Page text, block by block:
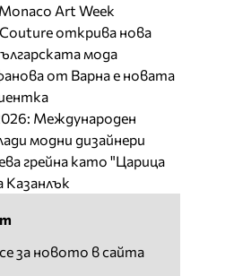
Art Week
Couture открива нова
мода
от Варна е новата
Международен
модни дизайнери
грейна като "Царица
Казанлък
за новото в сайта